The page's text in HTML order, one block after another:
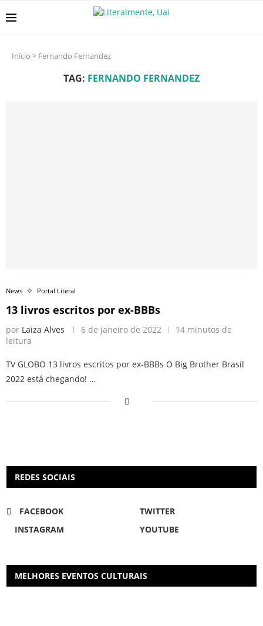
Início > Fernando Fernandez
TAG: FERNANDO FERNANDEZ
News Portal Literal
13 livros escritos por ex-BBBs
por Laiza Alves 6 de janeiro de 2022
14 minutos de
leitura
TV GLOBO 13 livros escritos por ex-BBBs O Big Brother Brasil
2022 está chegando! …
REDES SOCIAIS
FACEBOOK
TWITTER
INSTAGRAM
YOUTUBE
MELHORES EVENTOS CULTURAIS